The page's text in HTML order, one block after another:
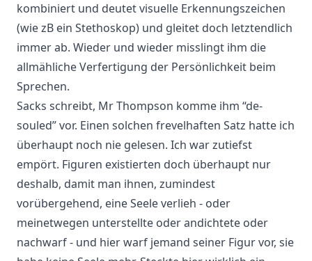
kombiniert und deutet visuelle Erkennungszeichen
(wie zB ein Stethoskop) und gleitet doch letztendlich
immer ab. Wieder und wieder misslingt ihm die
allmähliche Verfertigung der Persönlichkeit beim
Sprechen.
Sacks schreibt, Mr Thompson komme ihm “de-
souled” vor. Einen solchen frevelhaften Satz hatte ich
überhaupt noch nie gelesen. Ich war zutiefst
empört. Figuren existierten doch überhaupt nur
deshalb, damit man ihnen, zumindest
vorübergehend, eine Seele verlieh - oder
meinetwegen unterstellte oder andichtete oder
nachwarf - und hier warf jemand seiner Figur vor, sie